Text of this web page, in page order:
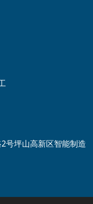
号坪山高新区智能制造